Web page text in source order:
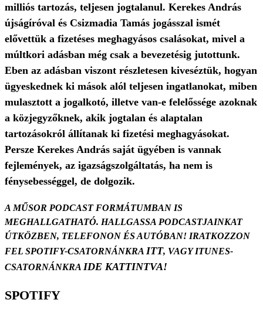
milliós tartozás, teljesen jogtalanul. Kerekes András
újságíróval és Csizmadia Tamás jogásszal ismét
elővettük a fizetéses meghagyásos csalásokat, mivel a
múltkori adásban még csak a bevezetésig jutottunk.
Eben az adásban viszont részletesen kiveséztük, hogyan
ügyeskednek ki mások alól teljesen ingatlanokat, miben
mulasztott a jogalkotó, illetve van-e felelőssége azoknak
a közjegyzőknek, akik jogtalan és alaptalan
tartozásokról állítanak ki fizetési meghagyásokat.
Persze Kerekes András saját ügyében is vannak
fejlemények, az igazságszolgáltatás, ha nem is
fénysebességgel, de dolgozik.
A MŰSOR PODCAST FORMÁTUMBAN IS
MEGHALLGATHATÓ. HALLGASSA PODCASTJAINKAT
ÚTKÖZBEN, TELEFONON ÉS AUTÓBAN! IRATKOZZON
FEL SPOTIFY-CSATORNÁNKRA ITT, VAGY ITUNES-
CSATORNÁNKRA IDE KATTINTVA!
SPOTIFY